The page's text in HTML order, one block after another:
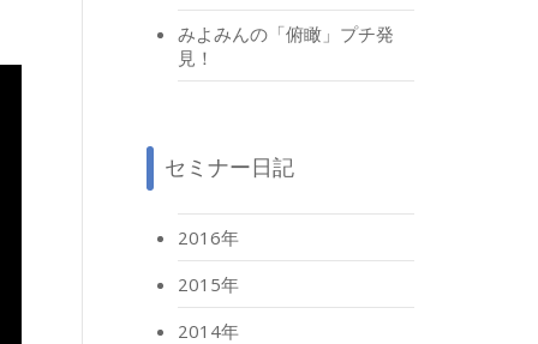
みよみんの「俯瞰」プチ発
見！
セミナー日記
2016年
2015年
2014年